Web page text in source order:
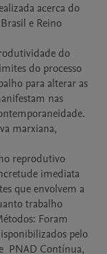
acerca do
e Reino
do
do processo
para alterar as
nas
marxiana,
reprodutivo
imediata
que envolvem a
trabalho
Foram
pelo
PNAD Contínua,